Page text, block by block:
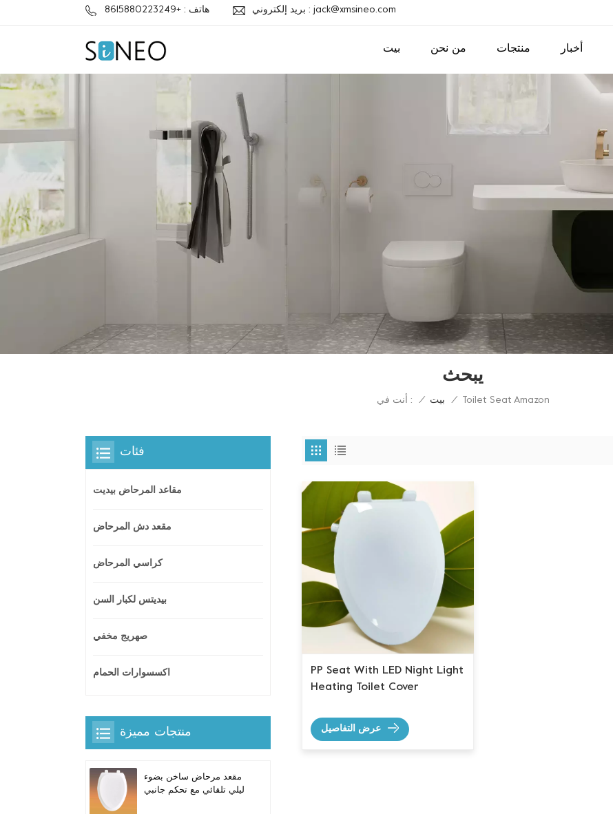
هاتف : +8615880223249 بريد إلكتروني : jack@xmsineo.com
بيت من نحن منتجات أخبار
يبحث
أنت في : / بيت / Toilet Seat Amazon
PP Seat With LED Night Light
Heating Toilet Cover
عرض التفاصيل
فئات
مقاعد المرحاض بيديت
مقعد دش المرحاض
كراسي المرحاض
بيديتس لكبار السن
صهريج مخفي
اكسسوارات الحمام
منتجات مميزة
مقعد مرحاض ساخن بضوء
ليلي تلقائي مع تحكم جانبي